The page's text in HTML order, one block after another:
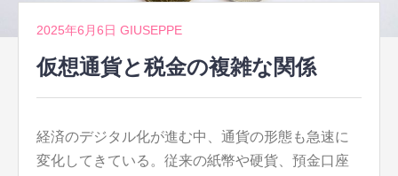
2025年6月6日 GIUSEPPE
仮想通貨と税金の複雑な関係
経済のデジタル化が進む中、通貨の形態も急速に
変化してきている。 従来の紙幣や硬貨、預金口座